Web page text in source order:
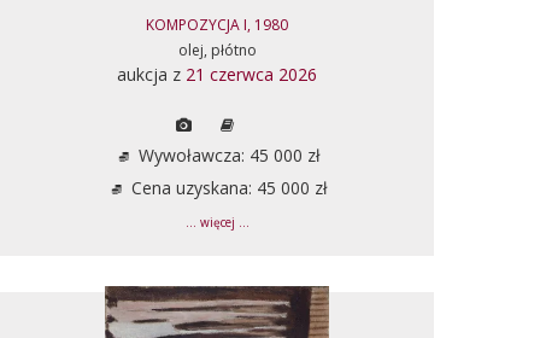
KOMPOZYCJA I, 1980
olej, płótno
aukcja z 21 czerwca 2026
Wywoławcza: 45 000 zł
Cena uzyskana: 45 000 zł
... więcej ...